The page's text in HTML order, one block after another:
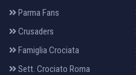
Parma Fans
Crusaders
Famiglia Crociata
Sett. Crociato Roma